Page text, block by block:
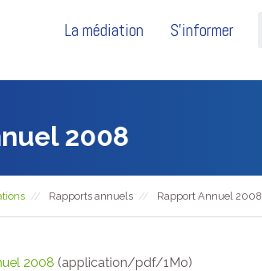
La médiation S'informer
2008
Rapports annuels Rapport Annuel 2008
2008 (application/pdf/1Mo)